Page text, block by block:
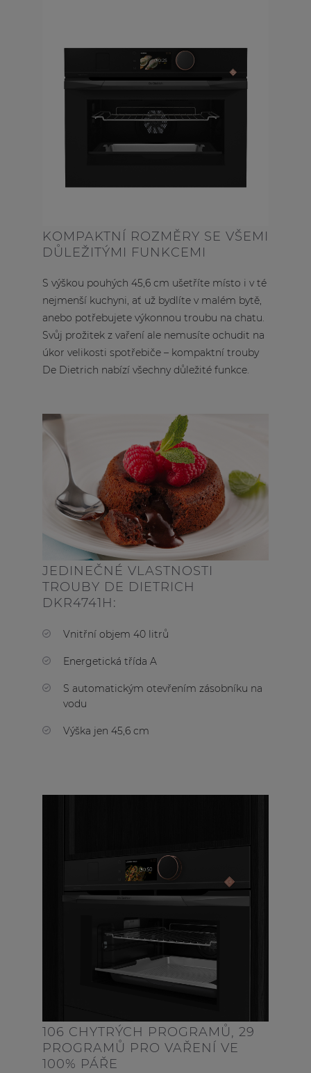
KOMPAKTNÍ ROZMĚRY SE VŠEMI
DŮLEŽITÝMI FUNKCEMI
S výškou pouhých 45,6 cm ušetříte místo i v té
nejmenší kuchyni, ať už bydlíte v malém bytě,
anebo potřebujete výkonnou troubu na chatu.
Svůj prožitek z vaření ale nemusíte ochudit na
úkor velikosti spotřebiče – kompaktní trouby
De Dietrich nabízí všechny důležité funkce.
JEDINEČNÉ VLASTNOSTI
TROUBY DE DIETRICH
DKR4741H:
Vnitřní objem 40 litrů
Energetická třída A
S automatickým otevřením zásobníku na
vodu
Výška jen 45,6 cm
106 CHYTRÝCH PROGRAMŮ, 29
PROGRAMŮ PRO VAŘENÍ VE
100% PÁŘE